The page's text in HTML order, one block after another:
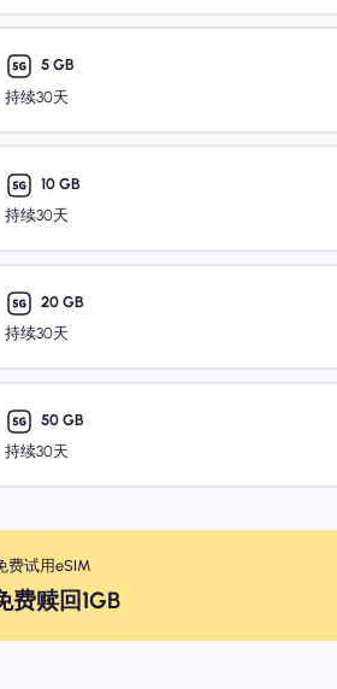
5 GB
持续30天
10 GB
持续30天
20 GB
持续30天
50 GB
持续30天
费试用eSIM
费赎回1GB